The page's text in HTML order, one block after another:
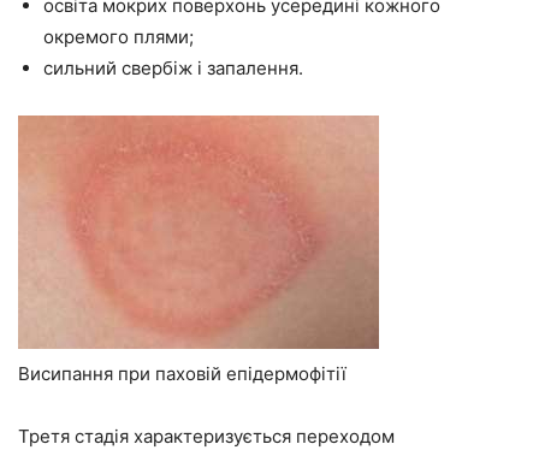
освіта мокрих поверхонь усередині кожного
окремого плями;
сильний свербіж і запалення.
Висипання при паховій епідермофітії
Третя стадія характеризується переходом